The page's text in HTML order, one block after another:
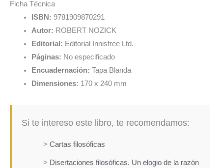
Ficha Técnica
ISBN: 9781909870291
Autor: ROBERT NOZICK
Editorial: Editorial Innisfree Ltd.
Páginas: No especificado
Encuadernación: Tapa Blanda
Dimensiones: 170 x 240 mm
Si te intereso este libro, te recomendamos:
> Cartas filosóficas
> Disertaciones filosóficas. Un elogio de la razón